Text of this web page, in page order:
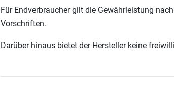
Für Endverbraucher gilt die Gewährleistung
Vorschriften.
Darüber hinaus bietet der Hersteller keine